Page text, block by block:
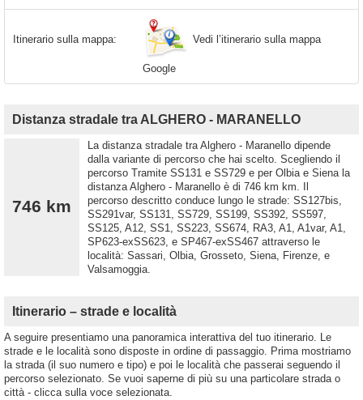
Itinerario sulla mappa: Vedi l’itinerario sulla mappa
Google
Distanza stradale tra ALGHERO - MARANELLO
746 km
La distanza stradale tra Alghero - Maranello dipende
dalla variante di percorso che hai scelto. Scegliendo il
percorso Tramite SS131 e SS729 e per Olbia e Siena la
distanza Alghero - Maranello è di 746 km km. Il
percorso descritto conduce lungo le strade: SS127bis,
SS291var, SS131, SS729, SS199, SS392, SS597,
SS125, A12, SS1, SS223, SS674, RA3, A1, A1var, A1,
SP623-exSS623, e SP467-exSS467 attraverso le
località: Sassari, Olbia, Grosseto, Siena, Firenze, e
Valsamoggia.
Itinerario – strade e località
A seguire presentiamo una panoramica interattiva del tuo itinerario. Le
strade e le località sono disposte in ordine di passaggio. Prima mostriamo
la strada (il suo numero e tipo) e poi le località che passerai seguendo il
percorso selezionato. Se vuoi saperne di più su una particolare strada o
città - clicca sulla voce selezionata.